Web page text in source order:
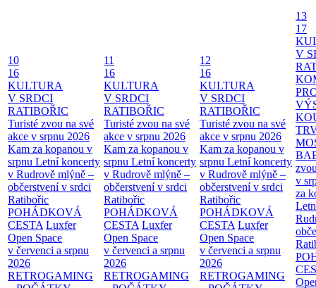
10
16
KULTURA
V SRDCI
RATIBOŘIC
Turisté zvou na své
akce v srpnu 2026
Kam za kopanou v
srpnu Letní koncerty
v Rudrově mlýně –
občerstvení v srdci
Ratibořic
POHÁDKOVÁ
CESTA Luxfer
Open Space
v červenci a srpnu
2026
RETROGAMING
11
16
KULTURA
V SRDCI
RATIBOŘIC
Turisté zvou na své
akce v srpnu 2026
Kam za kopanou v
srpnu Letní koncerty
v Rudrově mlýně –
občerstvení v srdci
Ratibořic
POHÁDKOVÁ
CESTA Luxfer
Open Space
v červenci a srpnu
2026
RETROGAMING
12
16
KULTURA
V SRDCI
RATIBOŘIC
Turisté zvou na své
akce v srpnu 2026
Kam za kopanou v
srpnu Letní koncerty
v Rudrově mlýně –
občerstvení v srdci
Ratibořic
POHÁDKOVÁ
CESTA Luxfer
Open Space
v červenci a srpnu
2026
RETROGAMING
13
17
V
v
za